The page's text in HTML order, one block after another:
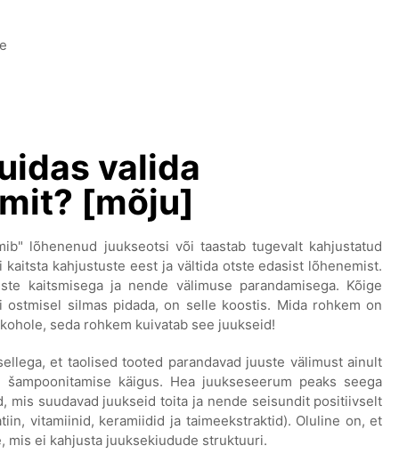
valida
[mõju]
lõhenenud juukseotsi või taastab tugevalt kahjustatud
kahjustuste eest ja vältida otste edasist lõhenemist.
kaitsmisega ja nende välimuse parandamisega. Kõige
silmas pidada, on selle koostis. Mida rohkem on
seda rohkem kuivatab see juukseid!
et taolised tooted parandavad juuste välimust ainult
käigus. Hea juukseseerum peaks seega
mis suudavad juukseid toita ja nende seisundit positiivselt
vitamiinid, keramiidid ja taimeekstraktid). Oluline on, et
mis ei kahjusta juuksekiudude struktuuri.